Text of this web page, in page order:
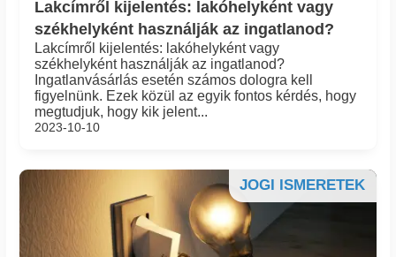
Lakcímről kijelentés: lakóhelyként vagy
székhelyként használják az ingatlanod?
Lakcímről kijelentés: lakóhelyként vagy
székhelyként használják az ingatlanod?
Ingatlanvásárlás esetén számos dologra kell
figyelnünk. Ezek közül az egyik fontos kérdés, hogy
megtudjuk, hogy kik jelent...
2023-10-10
JOGI ISMERETEK